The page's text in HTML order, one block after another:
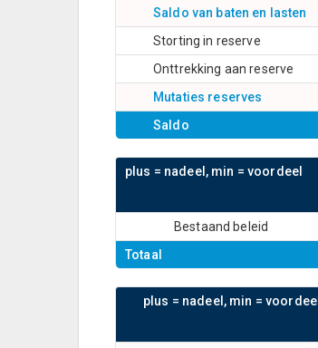
Saldo van baten en lasten
Storting in reserve
Onttrekking aan reserve
Mutaties reserves
Saldo
plus = nadeel, min = voordeel
Bestaand beleid
Totaal
plus = nadeel, min = voordeel